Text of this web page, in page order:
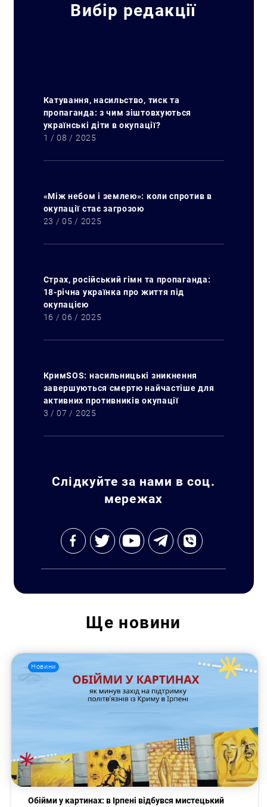
Пошук за запитом:
Вибір редакції
Катування, насильство, тиск та
пропаганда: з чим зіштовхуються
українські діти в окупації?
1 / 08 / 2025
«Між небом і землею»: коли спротив в
окупації стає загрозою
23 / 05 / 2025
Страх, російський гімн та пропаганда:
18-річна українка про життя під
окупацією
16 / 06 / 2025
КримSOS: насильницькі зникнення
завершуються смертю найчастіше для
активних противників окупації
3 / 07 / 2025
Слідкуйте за нами в соц.
мережах
Ще новини
Новини
Обійми у картинах: в Ірпені відбувся мистецький